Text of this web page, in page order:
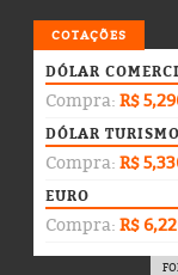
COTAÇÕES
DÓLAR
Compra: R$
DÓLAR TURISMO
Compra: R$
EURO
Compra: R$